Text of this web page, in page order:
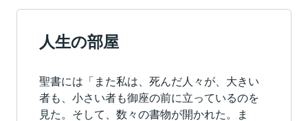
人生の部屋
聖書には「また私は、死んだ人々が、大きい
者も、小さい者も御座の前に立っているのを
見た。そして、数々の書物が開かれた。ま